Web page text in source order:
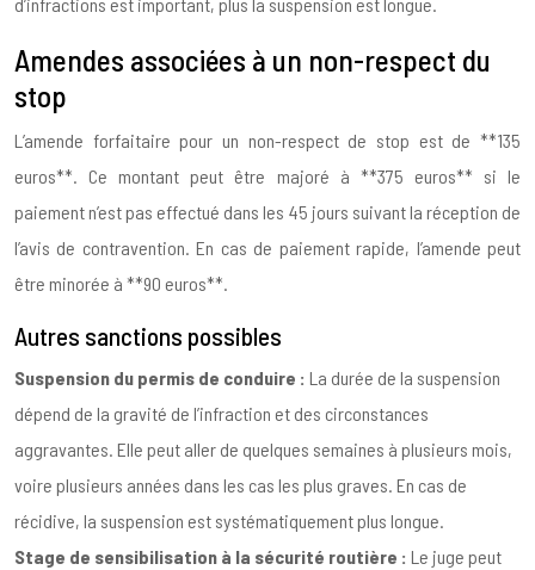
Amendes associées à un non-respect du
stop
L’amende forfaitaire pour un non-respect de stop est de **135
euros**. Ce montant peut être majoré à **375 euros** si le
paiement n’est pas effectué dans les 45 jours suivant la réception de
l’avis de contravention. En cas de paiement rapide, l’amende peut
être minorée à **90 euros**.
Autres sanctions possibles
Suspension du permis de conduire : La durée de la suspension
dépend de la gravité de l’infraction et des circonstances
aggravantes. Elle peut aller de quelques semaines à plusieurs mois,
voire plusieurs années dans les cas les plus graves. En cas de
récidive, la suspension est systématiquement plus longue.
Stage de sensibilisation à la sécurité routière : Le juge peut